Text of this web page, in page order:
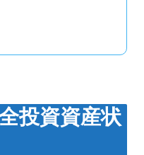
投資資産状